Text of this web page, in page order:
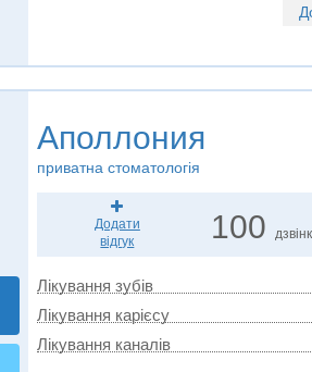
Аполлония
приватна стоматологія
Додати
відгук
100
Лікування зубів
Лікування карієсу
Лікування каналів